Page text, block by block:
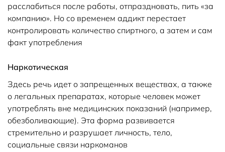
расслабиться после работы, отпраздновать, пить «за
компанию». Но со временем аддикт перестает
контролировать количество спиртного, а затем и сам
факт употребления
Наркотическая
Здесь речь идет о запрещенных веществах, а также
о легальных препаратах, которые человек может
употреблять вне медицинских показаний (например,
обезболивающие). Эта форма развивается
стремительно и разрушает личность, тело,
социальные связи наркоманов